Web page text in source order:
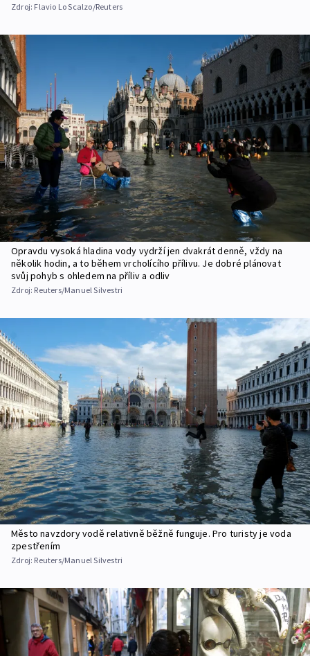
Zdroj: Flavio Lo Scalzo/Reuters
Opravdu vysoká hladina vody vydrží jen dvakrát denně, vždy na
několik hodin, a to během vrcholícího přílivu. Je dobré plánovat
svůj pohyb s ohledem na příliv a odliv
Zdroj: Reuters/Manuel Silvestri
Město navzdory vodě relativně běžně funguje. Pro turisty je voda
zpestřením
Zdroj: Reuters/Manuel Silvestri